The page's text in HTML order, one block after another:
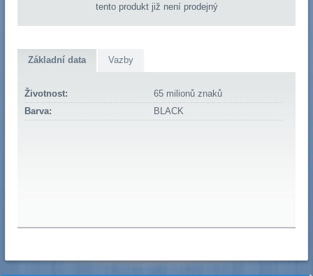
tento produkt již není prodejný
Základní data Vazby
Životnost:
65 milionů znaků
Barva:
BLACK